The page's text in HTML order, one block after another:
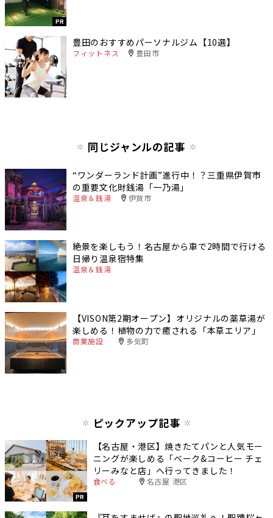
PR
豊田のおすすめパーソナルジム【10選】
フィットネス 豊田市
同じジャンルの記事
“ワンダーランド計画”進行中！？三重県伊賀市
の重要文化財銭湯「一乃湯」
温泉＆銭湯 伊賀市
絶景を楽しもう！名古屋から車で2時間で行ける
日帰り温泉宿特集
温泉＆銭湯
【VISON第2期オープン】オリジナルの薬草湯が
楽しめる！植物の力で癒される「本草エリア」
商業施設 多気町
ピックアップ記事
PR
【名古屋・港区】焼きたてパンと人気モー
ニングが楽しめる「ベーク&コーヒー チェ
リーみなと店」へ行ってきました！
食べる 名古屋 港区